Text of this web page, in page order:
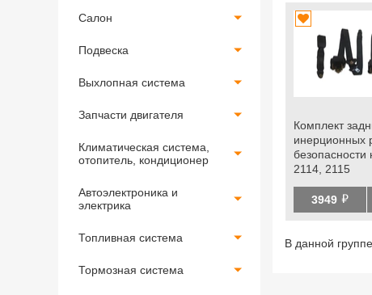
Салон
Подвеска
Выхлопная система
Запчасти двигателя
Климатическая система,
отопитель, кондиционер
Автоэлектроника и
электрика
Топливная система
Тормозная система
Комплект
инерционных
2114, 2115
3949 й
В данной